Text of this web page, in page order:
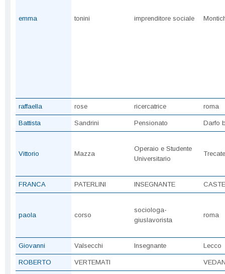
emma tonini imprenditore sociale
raffaella rose ricercatrice roma
Battista Sandrini Pensionato Darfo
Vittorio Mazza
Operaio e Studente
Universitario
Trecate
FRANCA PATERLINI INSEGNANTE
paola corso
sociologa-
giuslavorista
roma
Giovanni Valsecchi Insegnante Lecco
ROBERTO VERTEMATI